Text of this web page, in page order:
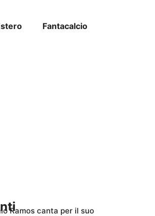
Fantacalcio
Ramos canta per il suo